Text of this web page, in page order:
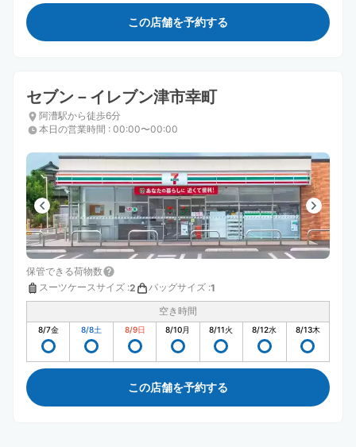
この店舗を予約する
セブン－イレブン津市幸町
阿漕駅から徒歩6分
本日の営業時間 : 00:00〜00:00
保管できる荷物数
スーツケースサイズ :2 バッグサイズ :1
空き時間
8/7金 8/8土 8/9日 8/10月 8/11火 8/12水 8/13木
この店舗を予約する